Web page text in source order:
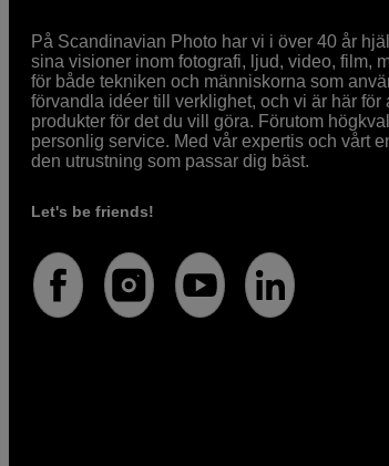
På Scandinavian Photo har vi i över 40 år
sina visioner inom fotografi, ljud, video, film,
för både tekniken och människorna som
förvandla idéer till verklighet, och vi är här för
produkter för det du vill göra. Förutom
personlig service. Med vår expertis och vårt
den utrustning som passar dig bäst.
Let's be friends!